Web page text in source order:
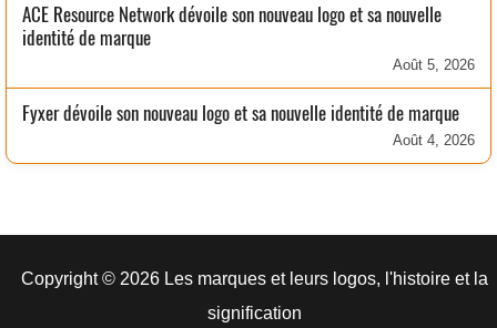
ACE Resource Network dévoile son nouveau logo et sa nouvelle
identité de marque
Août 5, 2026
Fyxer dévoile son nouveau logo et sa nouvelle identité de marque
Août 4, 2026
Copyright © 2026 Les marques et leurs logos, l'histoire et la
signification